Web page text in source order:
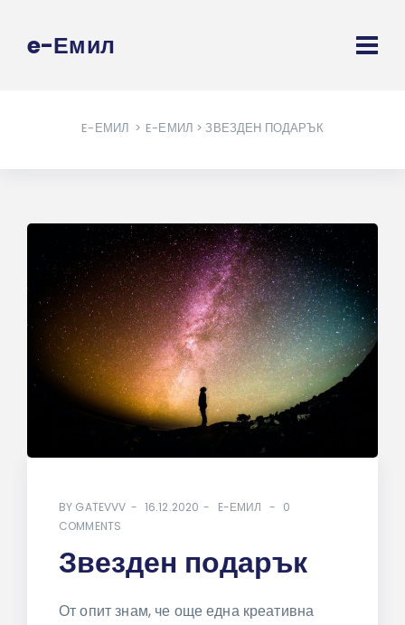
e-Емил
E-ЕМИЛ > E-ЕМИЛ > ЗВЕЗДЕН ПОДАРЪК
BY GATEVVV 16.12.2020 E-ЕМИЛ
0
COMMENTS
Звезден подарък
От опит знам, че още една креативна